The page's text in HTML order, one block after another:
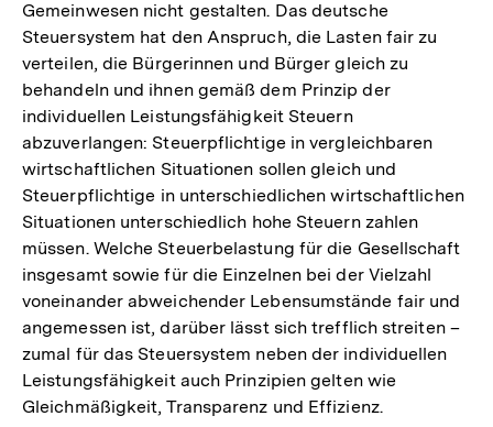
Gemeinwesen nicht gestalten. Das deutsche
Steuersystem hat den Anspruch, die Lasten fair zu
verteilen, die Bürgerinnen und Bürger gleich zu
behandeln und ihnen gemäß dem Prinzip der
individuellen Leistungsfähigkeit Steuern
abzuverlangen: Steuerpflichtige in vergleichbaren
wirtschaftlichen Situationen sollen gleich und
Steuerpflichtige in unterschiedlichen wirtschaftlichen
Situationen unterschiedlich hohe Steuern zahlen
müssen. Welche Steuerbelastung für die Gesellschaft
insgesamt sowie für die Einzelnen bei der Vielzahl
voneinander abweichender Lebensumstände fair und
angemessen ist, darüber lässt sich trefflich streiten –
zumal für das Steuersystem neben der individuellen
Leistungsfähigkeit auch Prinzipien gelten wie
Gleichmäßigkeit, Transparenz und Effizienz.